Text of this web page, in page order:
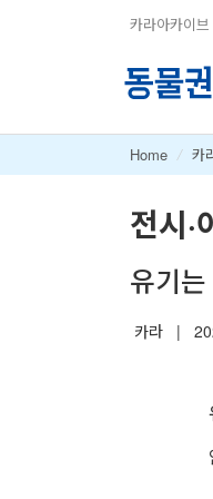
카라아카이브
Home / 카
전시·
유기
카라 |